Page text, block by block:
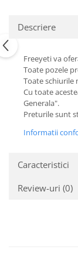
Descriere
Freeyeti va
Toate pozele
Toate schiurile
Cu toate
Generala".
Preturile sunt
Informatii
Caracteristici
Review-uri (0)